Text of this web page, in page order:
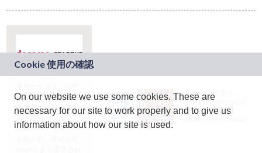
ドコモグループの新
規事業創出プログラ
ム「docomo
STARTUP」を通じて
JASRAC許諾番号：
9024936001Y45037
JASRAC許諾番号：
On our website we use some cookies. These are
necessary for our site to work properly and to give us
information about how our site is used.